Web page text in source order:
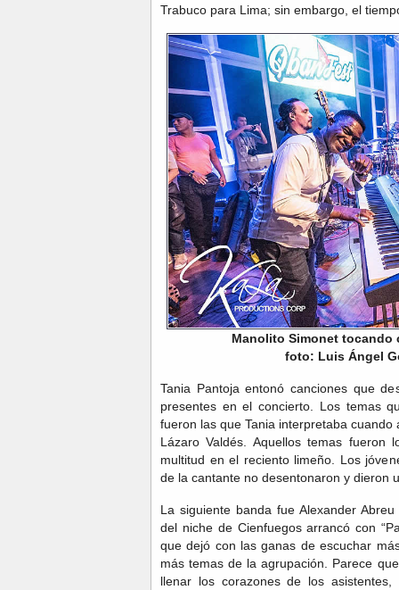
Trabuco para Lima; sin embargo, el
Manolito Simonet tocando
foto: Luis Ángel
Tania Pantoja entonó canciones que
presentes en el concierto. Los temas
fueron las que Tania interpretaba
Lázaro Valdés. Aquellos temas
multitud en el reciento limeño. Los
de la cantante no desentonaron y dieron
La siguiente banda fue Alexander
del niche de Cienfuegos arrancó con
que dejó con las ganas de escuchar
más temas de la agrupación. Parece
llenar los corazones de los